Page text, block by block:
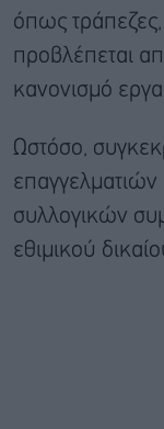
όπως
προβλέπεται
κανονισμό
Ωστόσο,
επαγγελματιών
συλλογικών
εθιμικού